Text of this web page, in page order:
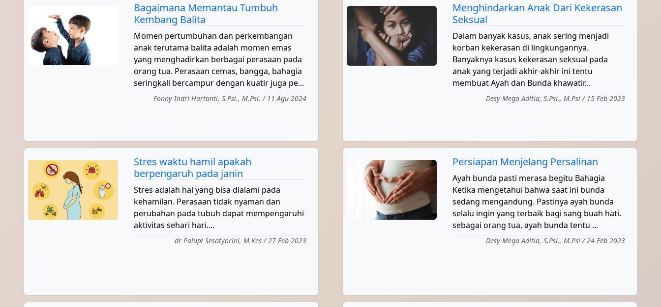
Bagaimana Memantau Tumbuh
Kembang Balita
Momen pertumbuhan dan perkembangan
anak terutama balita adalah momen emas
yang menghadirkan berbagai perasaan pada
orang tua. Perasaan cemas, bangga, bahagia
seringkali bercampur dengan kuatir juga pe...
Fonny Indri Hartanti, S.Psi., M.Psi. / 11 Agu 2024
Menghindarkan Anak Dari Kekerasan
Seksual
Dalam banyak kasus, anak sering menjadi
korban kekerasan di lingkungannya.
Banyaknya kasus kekerasan seksual pada
anak yang terjadi akhir-akhir ini tentu
membuat Ayah dan Bunda khawatir...
Desy Mega Aditia, S.Psi., M.Psi / 15 Feb 2023
Stres waktu hamil apakah
berpengaruh pada janin
Stres adalah hal yang bisa dialami pada
kehamilan. Perasaan tidak nyaman dan
perubahan pada tubuh dapat mempengaruhi
aktivitas sehari hari....
dr Palupi Sesotyorini, M.Kes / 27 Feb 2023
Persiapan Menjelang Persalinan
Ayah bunda pasti merasa begitu Bahagia
Ketika mengetahui bahwa saat ini bunda
sedang mengandung. Pastinya ayah bunda
selalu ingin yang terbaik bagi sang buah hati.
sebagai orang tua, ayah bunda tentu ...
Desy Mega Aditia, S.Psi., M.Psi / 24 Feb 2023